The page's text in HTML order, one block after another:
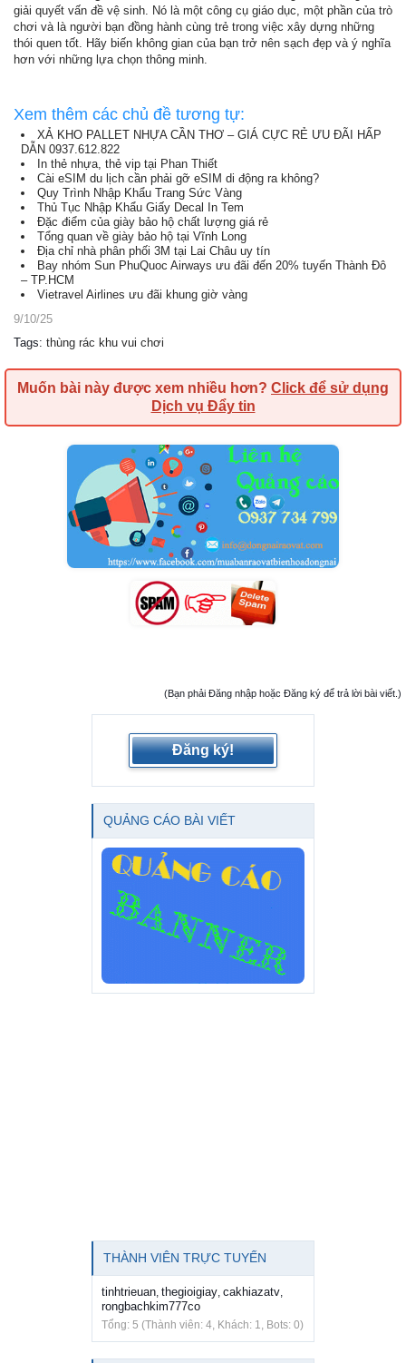
giải quyết vấn đề vệ sinh. Nó là một công cụ giáo dục, một phần của trò
chơi và là người bạn đồng hành cùng trẻ trong việc xây dựng những
thói quen tốt. Hãy biến không gian của bạn trở nên sạch đẹp và ý nghĩa
hơn với những lựa chọn thông minh.
Xem thêm các chủ đề tương tự:
XẢ KHO PALLET NHỰA CẦN THƠ – GIÁ CỰC RẺ ƯU ĐÃI HẤP
DẪN 0937.612.822
In thẻ nhựa, thẻ vip tại Phan Thiết
Cài eSIM du lịch cần phải gỡ eSIM di động ra không?
Quy Trình Nhập Khẩu Trang Sức Vàng
Thủ Tục Nhập Khẩu Giấy Decal In Tem
Đặc điểm của giày bảo hộ chất lượng giá rẻ
Tổng quan về giày bảo hộ tại Vĩnh Long
Địa chỉ nhà phân phối 3M tại Lai Châu uy tín
Bay nhóm Sun PhuQuoc Airways ưu đãi đến 20% tuyến Thành Đô
– TP.HCM
Vietravel Airlines ưu đãi khung giờ vàng
9/10/25
Tags: thùng rác khu vui chơi
Muốn bài này được xem nhiều hơn? Click để sử dụng
Dịch vụ Đẩy tin
(Bạn phải Đăng nhập hoặc Đăng ký để trả lời bài viết.)
Đăng ký!
QUẢNG CÁO BÀI VIẾT
THÀNH VIÊN TRỰC TUYẾN
tinhtrieuan thegioigiay cakhiazatv
rongbachkim777co
Tổng: 5 (Thành viên: 4, Khách: 1, Bots: 0)